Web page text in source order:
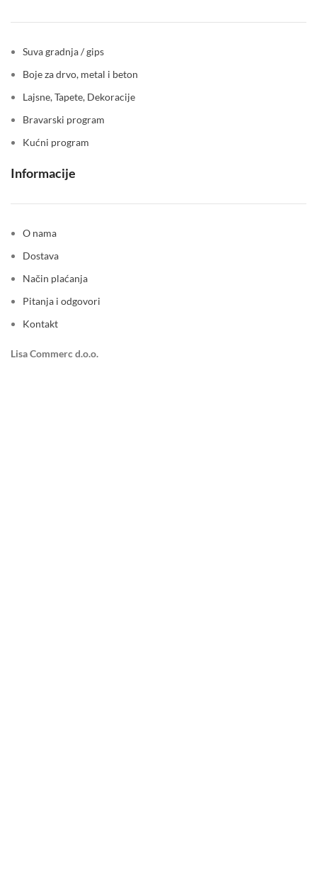
Suva gradnja / gips
Boje za drvo, metal i beton
Lajsne, Tapete, Dekoracije
Bravarski program
Kućni program
Informacije
O nama
Dostava
Način plaćanja
Pitanja i odgovori
Kontakt
Lisa Commerc d.o.o.